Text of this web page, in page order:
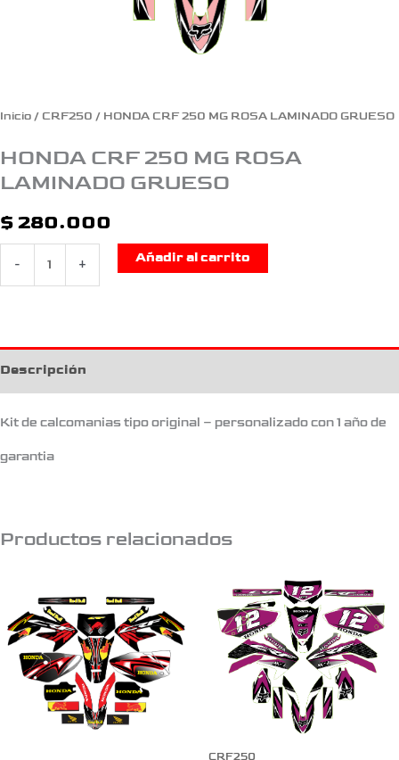
Inicio / CRF250 / HONDA CRF 250 MG ROSA LAMINADO GRUESO
HONDA CRF 250 MG ROSA
LAMINADO GRUESO
$ 280.000
- +
Añadir al carrito
Descripción
Kit de calcomanias tipo original – personalizado con 1 año de
garantia
Productos relacionados
CRF250